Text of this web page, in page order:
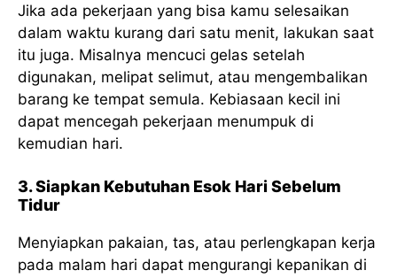
Jika ada pekerjaan yang bisa kamu selesaikan
dalam waktu kurang dari satu menit, lakukan saat
itu juga. Misalnya mencuci gelas setelah
digunakan, melipat selimut, atau mengembalikan
barang ke tempat semula. Kebiasaan kecil ini
dapat mencegah pekerjaan menumpuk di
kemudian hari.
3. Siapkan Kebutuhan Esok Hari Sebelum
Tidur
Menyiapkan pakaian, tas, atau perlengkapan kerja
pada malam hari dapat mengurangi kepanikan di